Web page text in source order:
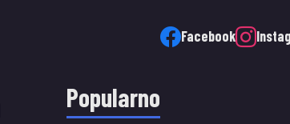
Facebook
Popularno